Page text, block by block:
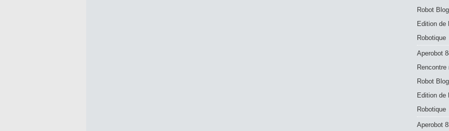
Robot Blog
Edition de
Robotique
Aperobot
Rencontre
Robot Blog
Edition de
Robotique
Aperobot